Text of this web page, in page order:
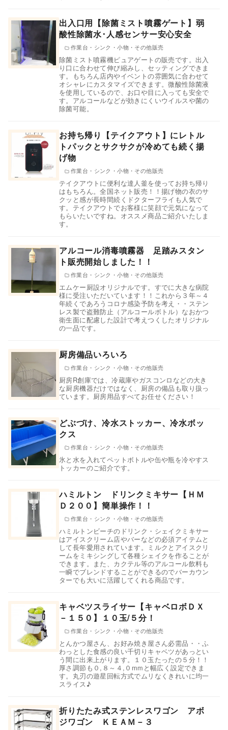
出入口用【除菌ミスト噴霧ゲート】弱
酸性除菌水･人感センサー安心安全
作業台・シンク・小物・その他販売
除菌ミスト噴霧機ピュアゲートの販売です。出入
り口に合わせて伸び縮みし、セッティングできま
す。もちろん店内やイベントの雰囲気に合わせて
オシャレにカスタマイズできます。微酸性除菌液
を使用しているので、お口や目に入っても安全で
す。アルコールなどが効きにくいウイルスや菌の
除菌可能。
お持ち帰り【テイクアウト】にレトル
トパックとサクサクが冷めても続く揚
げ物
作業台・シンク・小物・その他販売
テイクアウトに便利な達人釜を使ってお持ち帰り
はもちろん。全国ネット販売！！揚げ物の衣のサ
クッと感が長時間続くドクターフライも人気で
す。テイクアウトでお客様に笑顔で元気になって
もらいたいですね。オススメ商品ご紹介いたしま
す。
アルコール消毒噴霧器 足踏みスタン
ト販売開始しました！！
作業台・シンク・小物・その他販売
エムケー厨設オリジナルです。すでに大きな病院
様に受注いただいています！！これから３年～４
年続くであろうコロナ感染予防を考え・・ステン
レス製で盗難防止（アルコールボトル）なおかつ
衛生面に配慮した設計で考えつくしたオリジナル
の一品です。
厨房備品いろいろ
作業台・シンク・小物・その他販売
厨房R創庫では、冷蔵庫やガスコンロなどの大き
な厨房機器だけではなく、厨房の備品も取り扱っ
ています。厨房用品すべてお任せください！
どぶづけ、冷水ストッカー、冷水ボッ
クス
作業台・シンク・小物・その他販売
氷と水を入れてペットボトルや缶や瓶を冷やすス
トッカーのご紹介です。
ハミルトン ドリンクミキサー【ＨＭ
Ｄ２００】簡単操作！！
作業台・シンク・小物・その他販売
ハミルトンビーチのドリンク・シェイクミキサー
はアイスクリーム店やバーなどの必須アイテムと
して長年愛用されています。ミルクとアイスクリ
ームをミキシングして各種シェイクを作ることが
できます。また、カクテル等のアルコール飲料も
一瞬でブレンドすることができるのでバーカウン
ターでも大いに活躍してくれる商品です。
キャベツスライサー【キャベロボＤＸ
－１５０】１０玉/５分！
作業台・シンク・小物・その他販売
とんかつ屋さん、お好み焼き屋さん必需品・・ふ
わっとした食感の良い千切りキャベツがあっとい
う間に出来上がります。１０玉たったの５分！！
厚さ調節も０,８～４,０mmと幅広く設定できま
す。丸刃の遊星回転方式でムリなくきれいに均一
スライス♪
折りたたみ式ステンレスワゴン アボ
ジワゴン ＫＥＡＭ－３